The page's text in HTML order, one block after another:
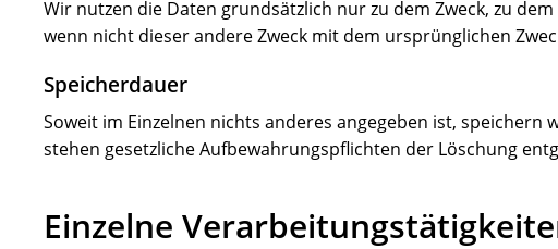
Wir nutzen die Daten grundsätzlich nur zu dem Zweck, zu
wenn nicht dieser andere Zweck mit dem ursprünglichen
Speicherdauer
Soweit im Einzelnen nichts anderes angegeben ist,
stehen gesetzliche Aufbewahrungspflichten der Löschung
Einzelne